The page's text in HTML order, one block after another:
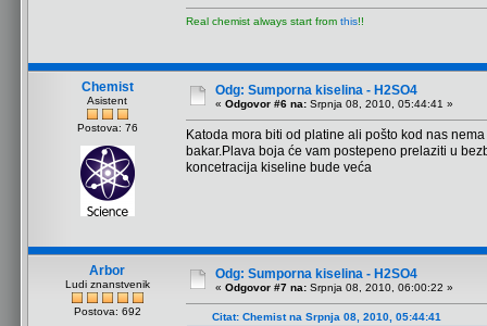
Real chemist always start from this!!
Chemist
Asistent
Postova: 76
Odg: Sumporna kiselina - H2SO4
« Odgovor #6 na: Srpnja 08, 2010, 05:44:41 »
Katoda mora biti od platine ali pošto kod nas
bakar.Plava boja će vam postepeno prelaziti u
koncetracija kiseline bude veća
Arbor
Ludi znanstvenik
Postova: 692
Odg: Sumporna kiselina - H2SO4
« Odgovor #7 na: Srpnja 08, 2010, 06:00:22 »
Citat: Chemist na Srpnja 08, 2010, 05:44:41